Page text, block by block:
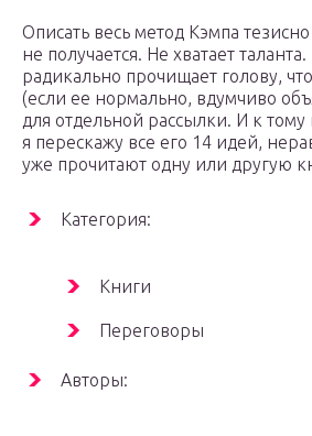
Описать весь метод Кэмпа
не получается. Не хватает
радикально прочищает голову,
(если ее нормально, вдумчиво
для отдельной рассылки. И к
я перескажу все его 14 идей,
уже прочитают одну или другую
Категория:
Книги
Переговоры
Авторы: